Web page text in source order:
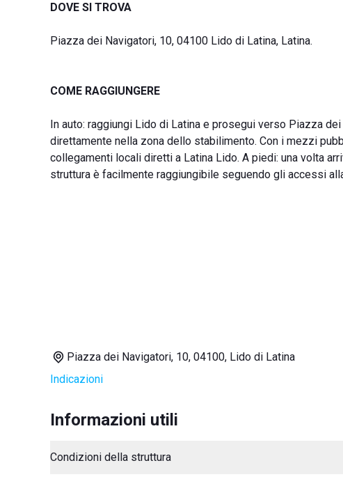
DOVE SI TROVA
Piazza dei Navigatori, 10, 04100 Lido di Latina, Latina.
COME RAGGIUNGERE
In auto: raggiungi Lido di Latina e prosegui verso Piazza
direttamente nella zona dello stabilimento. Con i mezzi
collegamenti locali diretti a Latina Lido. A piedi: una volta
struttura è facilmente raggiungibile seguendo gli accessi
Piazza dei Navigatori, 10, 04100, Lido di Latina
Indicazioni
Informazioni utili
Condizioni della struttura